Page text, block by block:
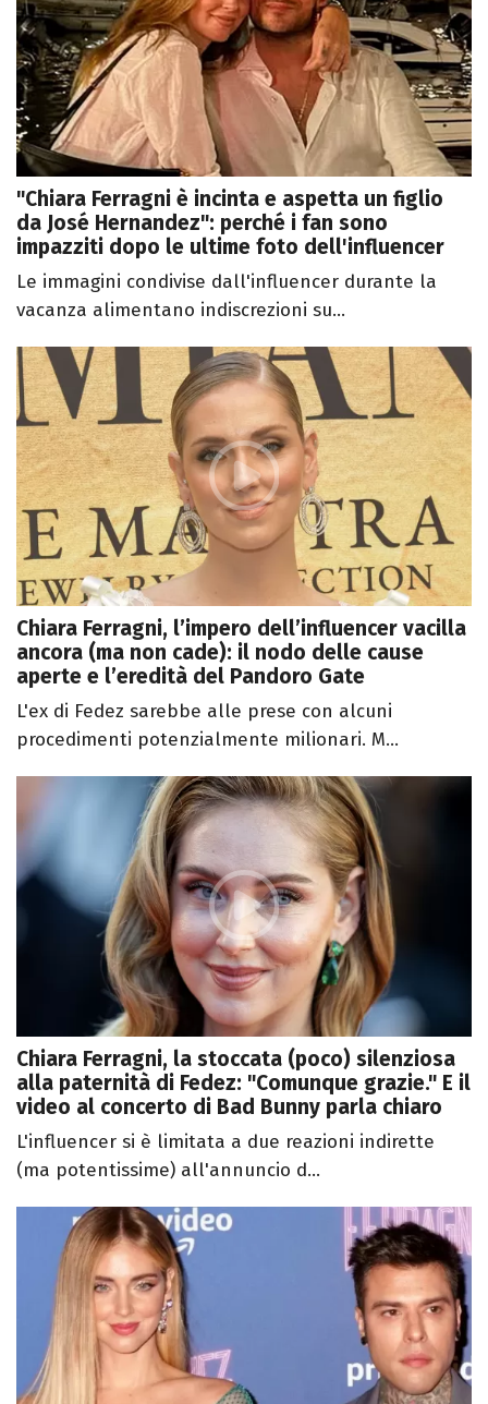
"Chiara Ferragni è incinta e aspetta un figlio
da José Hernandez": perché i fan sono
impazziti dopo le ultime foto dell'influencer
Le immagini condivise dall'influencer durante la
vacanza alimentano indiscrezioni su...
Chiara Ferragni, l’impero dell’influencer vacilla
ancora (ma non cade): il nodo delle cause
aperte e l’eredità del Pandoro Gate
L'ex di Fedez sarebbe alle prese con alcuni
procedimenti potenzialmente milionari. M...
Chiara Ferragni, la stoccata (poco) silenziosa
alla paternità di Fedez: "Comunque grazie." E il
video al concerto di Bad Bunny parla chiaro
L'influencer si è limitata a due reazioni indirette
(ma potentissime) all'annuncio d...